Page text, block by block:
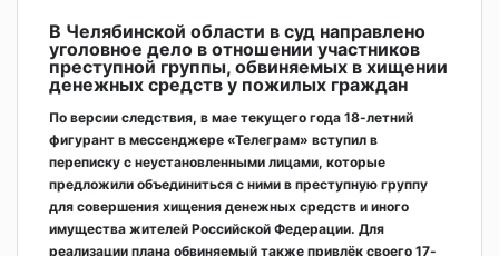
В Челябинской области в суд направлено
уголовное дело в отношении участников
преступной группы, обвиняемых в хищении
денежных средств у пожилых граждан
По версии следствия, в мае текущего года 18-летний
фигурант в мессенджере «Телеграм» вступил в
переписку с неустановленными лицами, которые
предложили объединиться с ними в преступную группу
для совершения хищения денежных средств и иного
имущества жителей Российской Федерации. Для
реализации плана обвиняемый также привлёк своего 17-